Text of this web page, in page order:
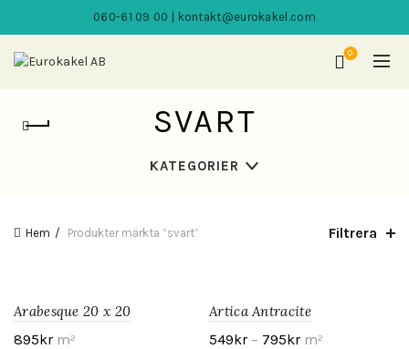
060-61 09 00 | kontakt@eurokakel.com
0
SVART
KATEGORIER
Hem Produkter märkta ”svart” Filtrera
Arabesque 20 x 20
895kr m²
Artica Antracite
549kr – 795kr m²